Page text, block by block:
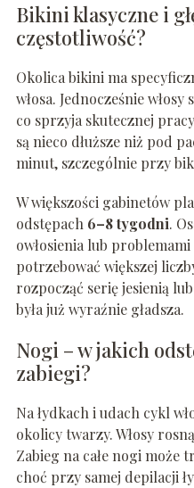
Bikini klasyczne i
częstotliwość?
Okolica bikini ma
włosa. Jednocześnie włosy
co sprzyja skutecznej
są nieco dłuższe niż pod
minut, szczególnie przy
W większości gabinetów
odstępach 6–8 tygodni.
owłosienia lub
potrzebować większej
rozpocząć serię jesienią
była już wyraźnie gładsza.
Nogi – w jakich
zabiegi?
Na łydkach i udach cykl
okolicy twarzy. Włosy
Zabieg na całe nogi może
choć przy samej depilacji